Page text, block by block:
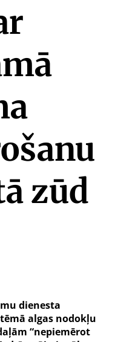
zūd
dienesta
algas nodokļu
“nepiemērot